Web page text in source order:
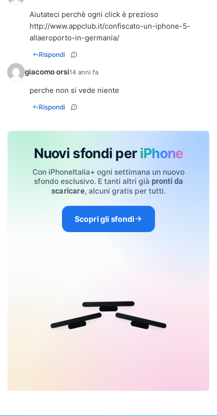
Aiutateci perchè ogni click è prezioso
http://www.appclub.it/confiscato-un-iphone-5-
allaeroporto-in-germania/
Rispondi
giacomo orsi14 anni fa
perche non si vede niente
Rispondi
Nuovi sfondi per iPhone
Con iPhoneItalia+ ogni settimana un nuovo
sfondo esclusivo. E tanti altri già pronti da
scaricare, alcuni gratis per tutti.
Scopri gli sfondi